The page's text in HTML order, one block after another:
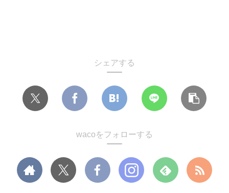
シェアする
wacoをフォローする